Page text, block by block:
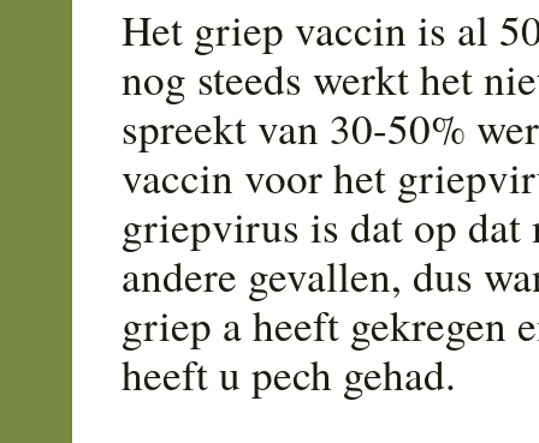
Het griep vaccin is al
nog steeds werkt het
spreekt van 30-50%
vaccin voor het
griepvirus is dat op
andere gevallen, dus
griep a heeft gekregen
heeft u pech gehad.